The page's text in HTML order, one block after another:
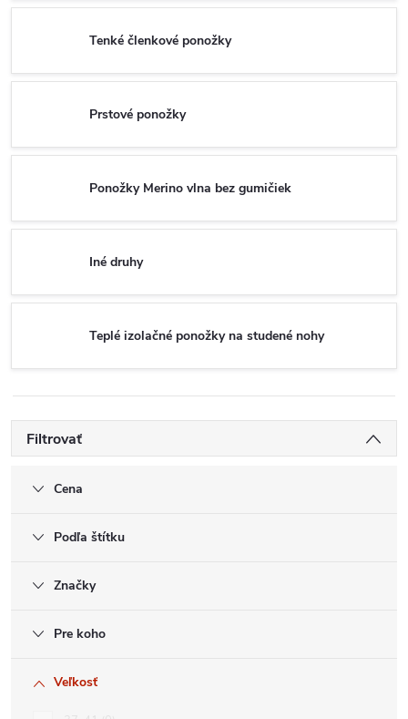
Tenké členkové ponožky
Prstové ponožky
Ponožky Merino vlna bez gumičiek
Iné druhy
Teplé izolačné ponožky na studené nohy
Filtrovať
Cena
Podľa štítku
Značky
Pre koho
Veľkosť